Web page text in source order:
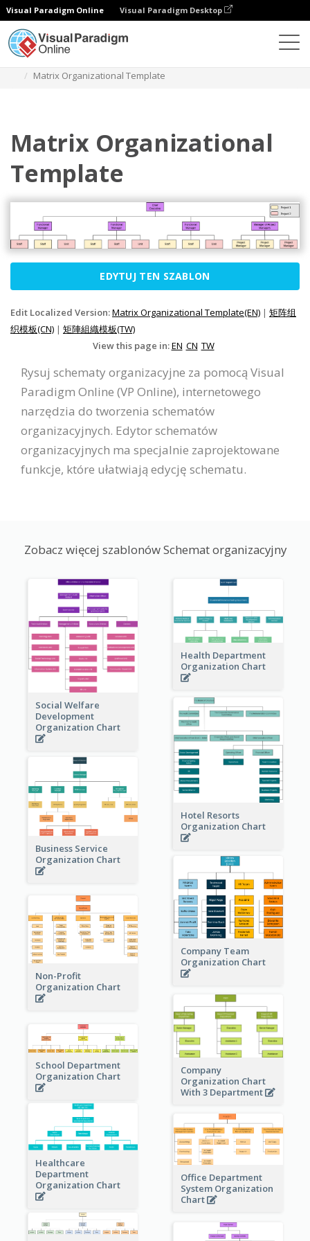
Visual Paradigm Online Visual Paradigm Desktop
Matrix Organizational Template
Matrix Organizational
Template
EDYTUJ TEN SZABLON
Edit Localized Version:Matrix Organizational Template(EN) | 矩阵组
织模板(CN) | 矩陣組織模板(TW)
View this page in:EN CN TW
Rysuj schematy organizacyjne za pomocą Visual
Paradigm Online (VP Online), internetowego
narzędzia do tworzenia schematów
organizacyjnych. Edytor schematów
organizacyjnych ma specjalnie zaprojektowane
funkcje, które ułatwiają edycję schematu.
Zobacz więcej szablonów Schemat organizacyjny
Social Welfare
Development
Organization Chart
Health Department
Organization Chart
Hotel Resorts
Organization Chart
Business Service
Organization Chart
Company Team
Organization Chart
Non-Profit
Organization Chart
Company
Organization Chart
With 3 Department
School Department
Organization Chart
Healthcare
Department
Organization Chart
Office Department
System Organization
Chart